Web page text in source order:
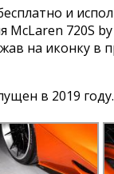
и
McLaren 720S
на иконку
в 2019 году.